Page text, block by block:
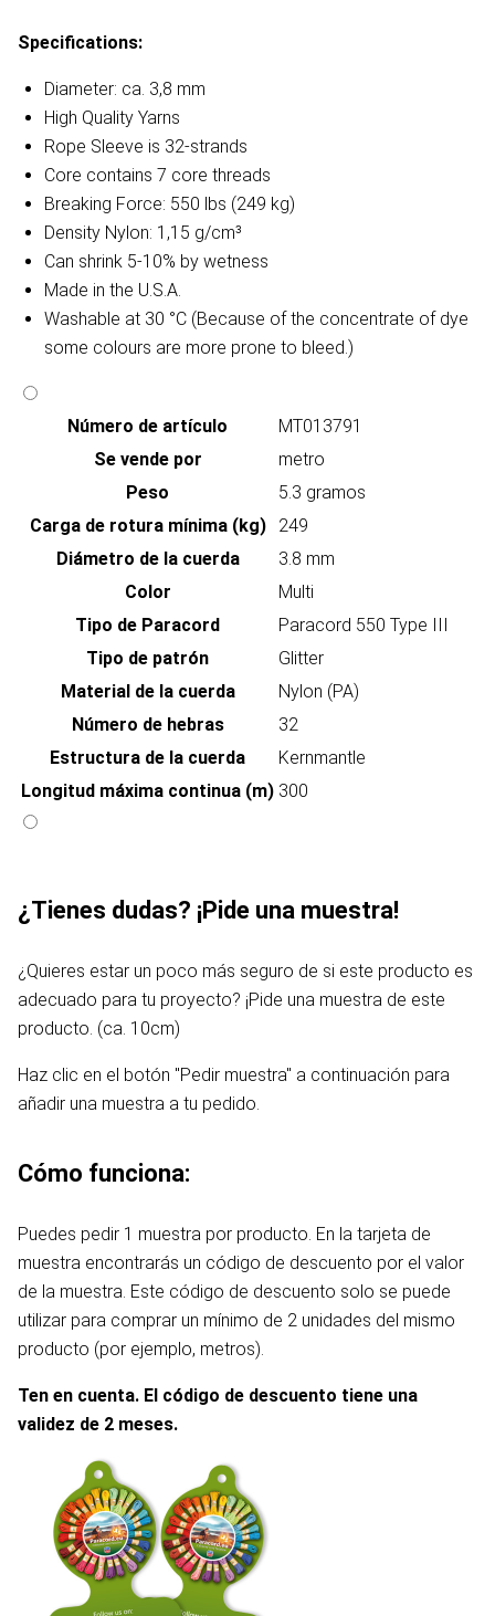
Specifications:
Diameter: ca. 3,8 mm
High Quality Yarns
Rope Sleeve is 32-strands
Core contains 7 core threads
Breaking Force: 550 lbs (249 kg)
Density Nylon: 1,15 g/cm³
Can shrink 5-10% by wetness
Made in the U.S.A.
Washable at 30 °C (Because of the concentrate of dye
some colours are more prone to bleed.)
Número de artículo
MT013791
Se vende por
metro
Peso
5.3 gramos
Carga de rotura mínima (kg)
249
Diámetro de la cuerda
3.8 mm
Color
Multi
Tipo de Paracord
Paracord 550 Type III
Tipo de patrón
Glitter
Material de la cuerda
Nylon (PA)
Número de hebras
32
Estructura de la cuerda
Kernmantle
Longitud máxima continua (m) 300
¿Tienes dudas? ¡Pide una muestra!
¿Quieres estar un poco más seguro de si este producto es
adecuado para tu proyecto? ¡Pide una muestra de este
producto. (ca. 10cm)
Haz clic en el botón "Pedir muestra" a continuación para
añadir una muestra a tu pedido.
Cómo funciona:
Puedes pedir 1 muestra por producto. En la tarjeta de
muestra encontrarás un código de descuento por el valor
de la muestra. Este código de descuento solo se puede
utilizar para comprar un mínimo de 2 unidades del mismo
producto (por ejemplo, metros).
Ten en cuenta. El código de descuento tiene una
validez de 2 meses.